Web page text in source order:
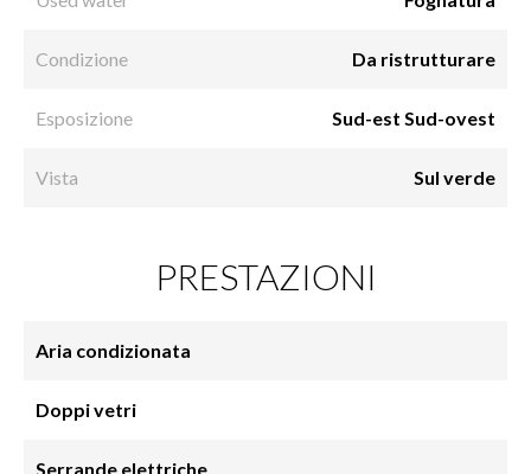
Condizione Da ristrutturare
Esposizione Sud-est Sud-ovest
Vista Sul verde
PRESTAZIONI
Aria condizionata
Doppi vetri
Serrande elettriche